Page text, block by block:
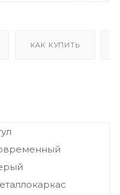
КАК КУПИТЬ